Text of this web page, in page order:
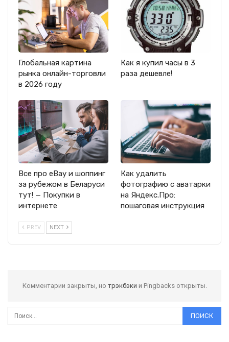
Глобальная картина
рынка онлайн-торговли
в 2026 году
Как я купил часы в 3
раза дешевле!
Все про eBay и шоппинг
за рубежом в Беларуси
тут! — Покупки в
интернете
Как удалить
фотографию с аватарки
на Яндекс.Про:
пошаговая инструкция
PREV NEXT
Комментарии закрыты, но трэкбэки и Pingbacks открыты.